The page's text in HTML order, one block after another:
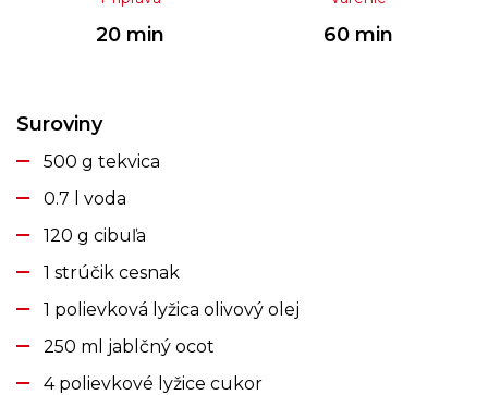
20 min 60 min
Suroviny
500 g tekvica
0.7 l voda
120 g cibuľa
1 strúčik cesnak
1 polievková lyžica olivový olej
250 ml jablčný ocot
4 polievkové lyžice cukor